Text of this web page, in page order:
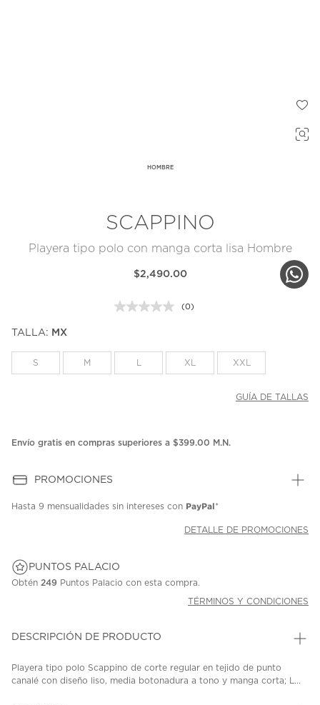
HOMBRE
SCAPPINO
Playera tipo polo con manga corta lisa Hombre
$2,490.00
Sin
la
misma
(0)
TALLA: MX
S M XL XXL
GUÍA DE TALLAS
Envío gratis en compras superiores a $399.00 M.N.
PROMOCIONES
Hasta 9 mensualidades sin intereses con PayPal*
DETALLE DE PROMOCIONES
PUNTOS PALACIO
Obtén 249 Puntos Palacio con esta compra.
TÉRMINOS Y CONDICIONES
DESCRIPCIÓN DE PRODUCTO
Playera tipo polo Scappino de corte regular en tejido de punto
canalé con diseño liso, media botonadura a tono y manga corta; L...